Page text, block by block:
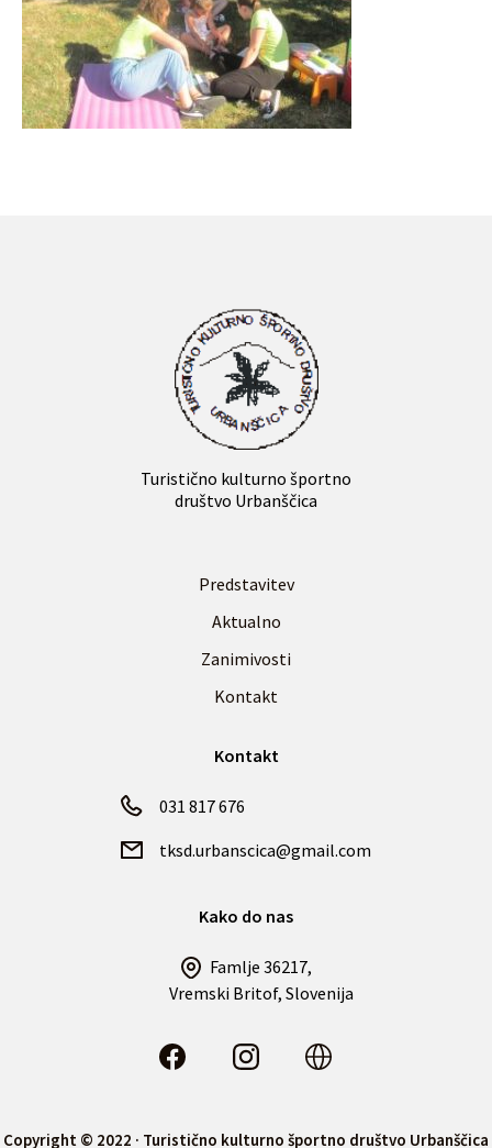
Turistično kulturno športno
društvo Urbanščica
Predstavitev
Aktualno
Zanimivosti
Kontakt
Kontakt
031 817 676
tksd.urbanscica@gmail.com
Kako do nas
Famlje 36217,
Vremski Britof, Slovenija
Copyright © 2022 · Turistično kulturno športno društvo Urbanščica